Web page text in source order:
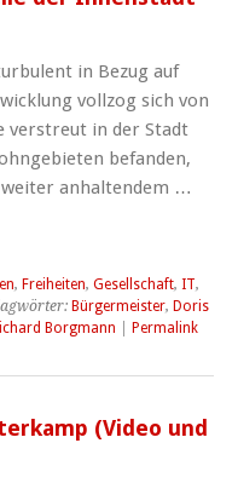
in Bezug auf
vollzog sich von
verstreut in der Stadt
befanden,
anhaltendem …
, Freiheiten, Gesellschaft, IT,
Bürgermeister, Doris
Borgmann Permalink
(Video und